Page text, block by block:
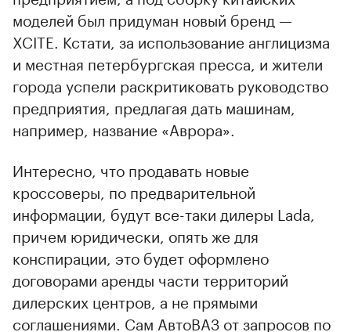
моделей был придуман новый бренд —
XCITE. Кстати, за использование англицизма
и местная петербургская пресса, и жители
города успели раскритиковать руководство
предприятия, предлагая дать машинам,
например, название «Аврора».
Интересно, что продавать новые
кроссоверы, по предварительной
информации, будут все-таки дилеры Lada,
причем юридически, опять же для
конспирации, это будет оформлено
договорами аренды части территорий
дилерских центров, а не прямыми
соглашениями. Сам АвтоВАЗ от запросов по